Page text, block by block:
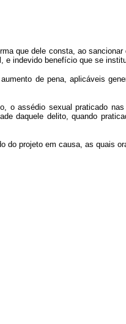
que dele consta, ao
indevido benefício que se
de pena, aplicáveis
o assédio sexual praticado
daquele delito, quando
projeto em causa, as quais